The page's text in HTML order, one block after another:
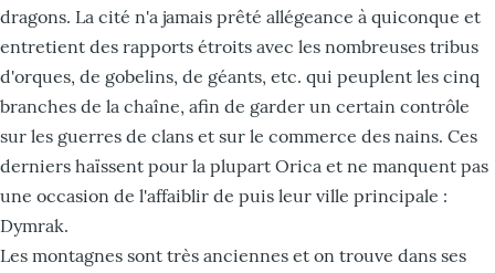
dragons. La cité n'a jamais prêté allégeance à quiconque et
entretient des rapports étroits avec les nombreuses tribus
d'orques, de gobelins, de géants, etc. qui peuplent les cinq
branches de la chaîne, afin de garder un certain contrôle
sur les guerres de clans et sur le commerce des nains. Ces
derniers haïssent pour la plupart Orica et ne manquent pas
une occasion de l'affaiblir de puis leur ville principale :
Dymrak.
Les montagnes sont très anciennes et on trouve dans ses